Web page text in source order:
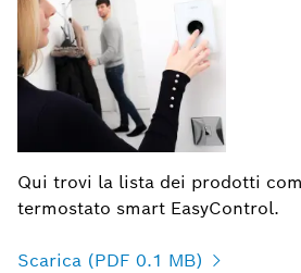
Qui trovi la lista dei prodotti
termostato smart EasyControl.
Scarica (PDF 0.1 MB)